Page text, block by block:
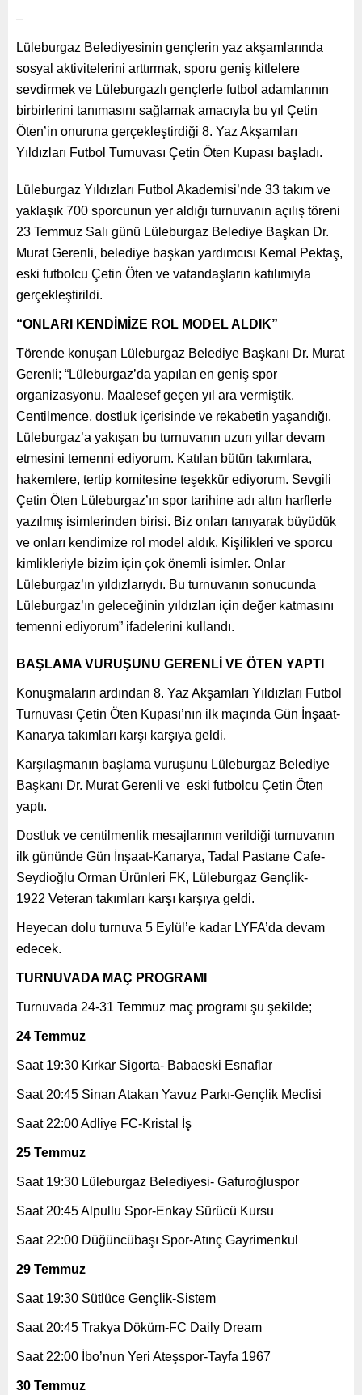
–
Lüleburgaz Belediyesinin gençlerin yaz akşamlarında
sosyal aktivitelerini arttırmak, sporu geniş kitlelere
sevdirmek ve Lüleburgazlı gençlerle futbol adamlarının
birbirlerini tanımasını sağlamak amacıyla bu yıl Çetin
Öten’in onuruna gerçekleştirdiği 8. Yaz Akşamları
Yıldızları Futbol Turnuvası Çetin Öten Kupası başladı.
Lüleburgaz Yıldızları Futbol Akademisi’nde 33 takım ve
yaklaşık 700 sporcunun yer aldığı turnuvanın açılış töreni
23 Temmuz Salı günü Lüleburgaz Belediye Başkan Dr.
Murat Gerenli, belediye başkan yardımcısı Kemal Pektaş,
eski futbolcu Çetin Öten ve vatandaşların katılımıyla
gerçekleştirildi.
“ONLARI KENDİMİZE ROL MODEL ALDIK”
Törende konuşan Lüleburgaz Belediye Başkanı Dr. Murat
Gerenli; “Lüleburgaz’da yapılan en geniş spor
organizasyonu. Maalesef geçen yıl ara vermiştik.
Centilmence, dostluk içerisinde ve rekabetin yaşandığı,
Lüleburgaz’a yakışan bu turnuvanın uzun yıllar devam
etmesini temenni ediyorum. Katılan bütün takımlara,
hakemlere, tertip komitesine teşekkür ediyorum. Sevgili
Çetin Öten Lüleburgaz’ın spor tarihine adı altın harflerle
yazılmış isimlerinden birisi. Biz onları tanıyarak büyüdük
ve onları kendimize rol model aldık. Kişilikleri ve sporcu
kimlikleriyle bizim için çok önemli isimler. Onlar
Lüleburgaz’ın yıldızlarıydı. Bu turnuvanın sonucunda
Lüleburgaz’ın geleceğinin yıldızları için değer katmasını
temenni ediyorum” ifadelerini kullandı.
BAŞLAMA VURUŞUNU GERENLİ VE ÖTEN YAPTI
Konuşmaların ardından 8. Yaz Akşamları Yıldızları Futbol
Turnuvası Çetin Öten Kupası’nın ilk maçında Gün İnşaat-
Kanarya takımları karşı karşıya geldi.
Karşılaşmanın başlama vuruşunu Lüleburgaz Belediye
Başkanı Dr. Murat Gerenli ve eski futbolcu Çetin Öten
yaptı.
Dostluk ve centilmenlik mesajlarının verildiği turnuvanın
ilk gününde Gün İnşaat-Kanarya, Tadal Pastane Cafe-
Seydioğlu Orman Ürünleri FK, Lüleburgaz Gençlik-
1922 Veteran takımları karşı karşıya geldi.
Heyecan dolu turnuva 5 Eylül’e kadar LYFA’da devam
edecek.
TURNUVADA MAÇ PROGRAMI
Turnuvada 24-31 Temmuz maç programı şu şekilde;
24 Temmuz
Saat 19:30 Kırkar Sigorta- Babaeski Esnaflar
Saat 20:45 Sinan Atakan Yavuz Parkı-Gençlik Meclisi
Saat 22:00 Adliye FC-Kristal İş
25 Temmuz
Saat 19:30 Lüleburgaz Belediyesi- Gafuroğluspor
Saat 20:45 Alpullu Spor-Enkay Sürücü Kursu
Saat 22:00 Düğüncübaşı Spor-Atınç Gayrimenkul
29 Temmuz
Saat 19:30 Sütlüce Gençlik-Sistem
Saat 20:45 Trakya Döküm-FC Daily Dream
Saat 22:00 İbo’nun Yeri Ateşspor-Tayfa 1967
30 Temmuz